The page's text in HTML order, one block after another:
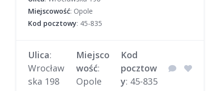
Miejscowość: Opole
Kod pocztowy: 45-835
Ulica:
Wrocław
ska 198
Miejsco
wość:
Opole
Kod
pocztow
y: 45-835